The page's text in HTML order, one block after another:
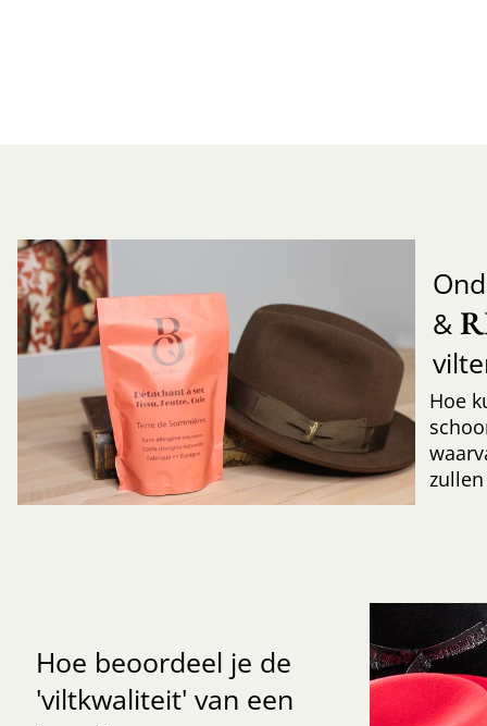
&
Hoe
Hoe beoordeel je de
'viltkwaliteit' van een